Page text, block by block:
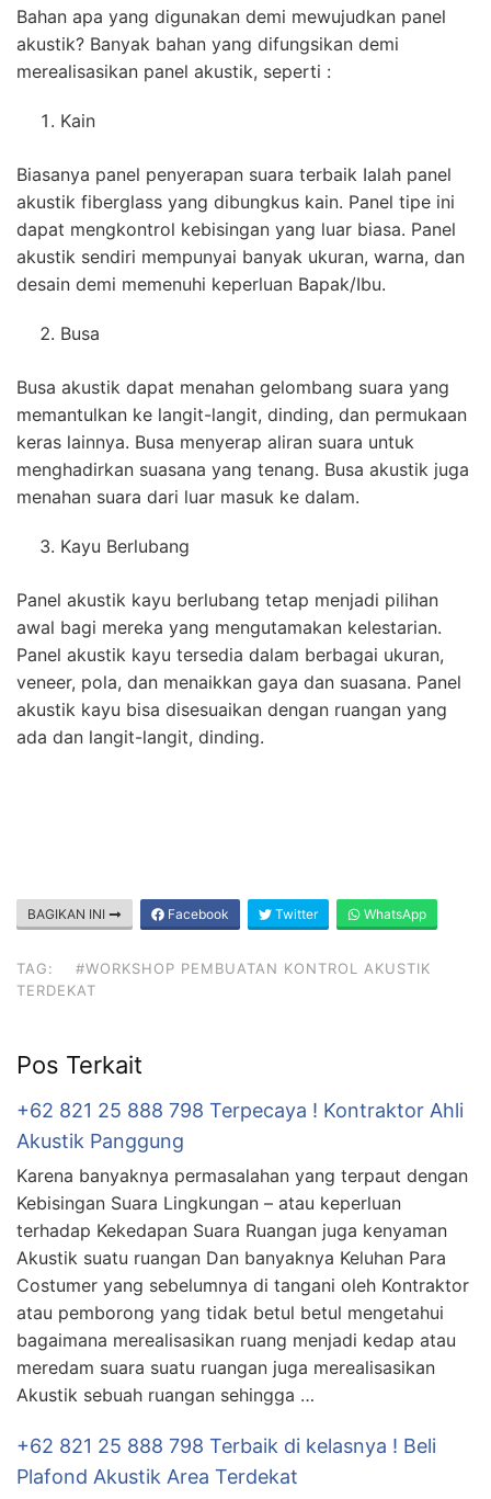
Bahan apa yang digunakan demi mewujudkan panel
akustik? Banyak bahan yang difungsikan demi
merealisasikan panel akustik, seperti :
Kain
Biasanya panel penyerapan suara terbaik Ialah panel
akustik fiberglass yang dibungkus kain. Panel tipe ini
dapat mengkontrol kebisingan yang luar biasa. Panel
akustik sendiri mempunyai banyak ukuran, warna, dan
desain demi memenuhi keperluan Bapak/Ibu.
Busa
Busa akustik dapat menahan gelombang suara yang
memantulkan ke langit-langit, dinding, dan permukaan
keras lainnya. Busa menyerap aliran suara untuk
menghadirkan suasana yang tenang. Busa akustik juga
menahan suara dari luar masuk ke dalam.
Kayu Berlubang
Panel akustik kayu berlubang tetap menjadi pilihan
awal bagi mereka yang mengutamakan kelestarian.
Panel akustik kayu tersedia dalam berbagai ukuran,
veneer, pola, dan menaikkan gaya dan suasana. Panel
akustik kayu bisa disesuaikan dengan ruangan yang
ada dan langit-langit, dinding.
BAGIKAN INI Facebook Twitter WhatsApp
TAG:
#WORKSHOP PEMBUATAN KONTROL AKUSTIK
TERDEKAT
Pos Terkait
+62 821 25 888 798 Terpecaya ! Kontraktor Ahli
Akustik Panggung
Karena banyaknya permasalahan yang terpaut dengan
Kebisingan Suara Lingkungan – atau keperluan
terhadap Kekedapan Suara Ruangan juga kenyaman
Akustik suatu ruangan Dan banyaknya Keluhan Para
Costumer yang sebelumnya di tangani oleh Kontraktor
atau pemborong yang tidak betul betul mengetahui
bagaimana merealisasikan ruang menjadi kedap atau
meredam suara suatu ruangan juga merealisasikan
Akustik sebuah ruangan sehingga …
+62 821 25 888 798 Terbaik di kelasnya ! Beli
Plafond Akustik Area Terdekat